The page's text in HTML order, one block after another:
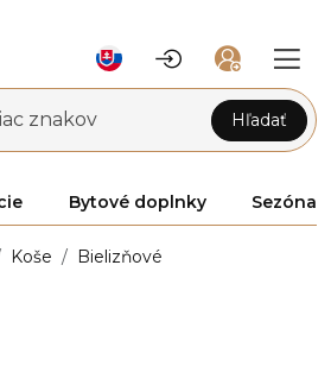
znakov Hľadať
Bytové doplnky Sezóna
Koše Bielizňové